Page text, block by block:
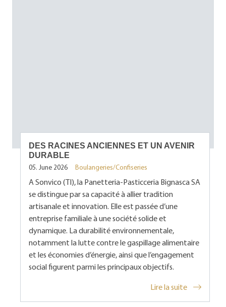
DES RACINES ANCIENNES ET UN AVENIR
DURABLE
05. June 2026 Boulangeries/Confiseries
A Sonvico (TI), la Panetteria-Pasticceria Bignasca SA
se distingue par sa capacité à allier tradition
artisanale et innovation. Elle est passée d’une
entreprise familiale à une société solide et
dynamique. La durabilité environnementale,
notamment la lutte contre le gaspillage alimentaire
et les économies d’énergie, ainsi que l’engagement
social figurent parmi les principaux objectifs.
Lire la suite